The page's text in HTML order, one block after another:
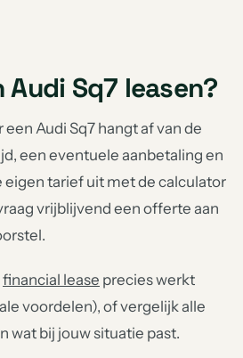
Sq7 leasen?
Audi Sq7 hangt af van de
een eventuele aanbetaling en
eigen tarief uit met de calculator
vrijblijvend een offerte aan
financial lease precies werkt
voordelen), of vergelijk alle
wat bij jouw situatie past.